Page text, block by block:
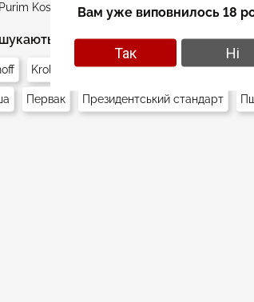
Kosher за найкращою ціною з доставкою
Krol Medoff Prime Purim Kosher
Первак Президентський стандарт
Вам уже виповнилось 18
Так Ні